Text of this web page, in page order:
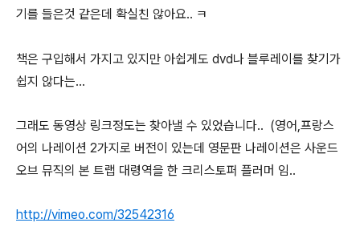
기를 들은것 같은데 확실친 않아요.. ㅋ
책은 구입해서 가지고 있지만 아쉽게도 dvd나 블루레이를 찾기가
쉽지 않다는...
그래도 동영상 링크정도는 찾아낼 수 있었습니다.. (영어,프랑스
어의 나레이션 2가지로 버전이 있는데 영문판 나레이션은 사운드
오브 뮤직의 본 트랩 대령역을 한 크리스토퍼 플러머 임..
http://vimeo.com/32542316